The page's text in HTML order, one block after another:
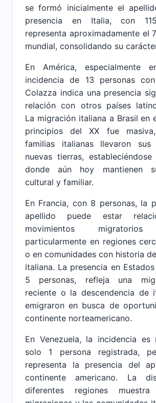
se formó inicialmente el
presencia en Italia, con
representa aproximadamente el
mundial, consolidando su
En América, especialmente
incidencia de 13 personas
Colazza indica una presencia
relación con otros países
La migración italiana a Brasil en
principios del XX fue
familias italianas llevaron
nuevas tierras,
donde aún hoy mantienen
cultural y familiar.
En Francia, con 8 personas, la
apellido puede estar
movimientos migratorios
particularmente en regiones
o en comunidades con historia
italiana. La presencia en
5 personas, refleja una
reciente o la descendencia de
emigraron en busca de
continente norteamericano.
En Venezuela, la incidencia es
solo 1 persona registrada,
representa la presencia del
continente americano. La
diferentes regiones